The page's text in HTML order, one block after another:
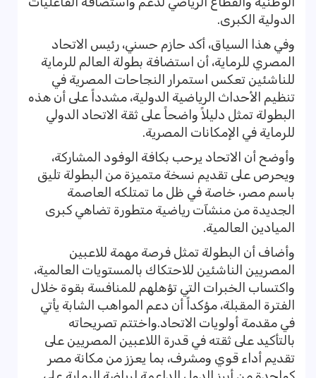
الدولية الكبرى.
وفي هذا السياق، أكد حازم حسني، رئيس الاتحاد
المصري للرماية، أن استضافة بطولة العالم للرماية
للناشئين تعكس استمرار النجاحات المصرية في
تنظيم الأحداث الرياضية الدولية، مشدداً على أن هذه
البطولة تمثل دليلاً واضحاً على ثقة الاتحاد الدولي
للرماية في الإمكانات المصرية.
وأوضح أن الاتحاد يرحب بكافة الوفود المشاركة،
ويحرص على تقديم نسخة متميزة من البطولة تليق
باسم مصر، خاصة في ظل ما تمتلكه العاصمة
الجديدة من منشآت رياضية متطورة تضاهي كبرى
الميادين العالمية.
وأضاف أن البطولة تمثل فرصة مهمة للاعبين
المصريين الناشئين للاحتكاك بالمستويات العالمية،
واكتساب الخبرات التي تؤهلهم للمنافسة بقوة خلال
الفترة المقبلة، مؤكداً أن دعم المواهب الشابة يأتي
في مقدمة أولويات الاتحاد.واختتم تصريحاته
بالتأكيد على ثقته في قدرة اللاعبين المصريين على
تقديم أداء قوي ومشرف، بما يعزز من مكانة مصر